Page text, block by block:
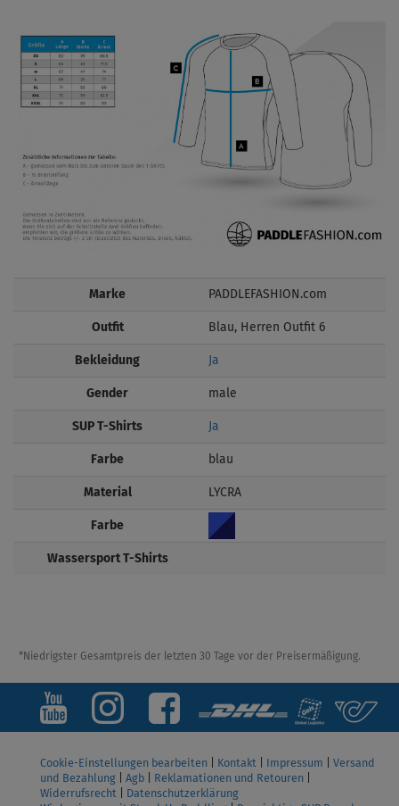
Marke PADDLEFASHION.com
Outfit Blau, Herren Outfit 6
Bekleidung Ja
Gender male
SUP T-Shirts Ja
Farbe blau
Material LYCRA
Farbe
Wassersport T-Shirts
*Niedrigster Gesamtpreis der letzten 30 Tage vor der Preisermäßigung.
Cookie-Einstellungen bearbeiten Kontakt Impressum
Versand
und Bezahlung
Agb Reklamationen und Retouren
Widerrufsrecht
Datenschutzerklärung